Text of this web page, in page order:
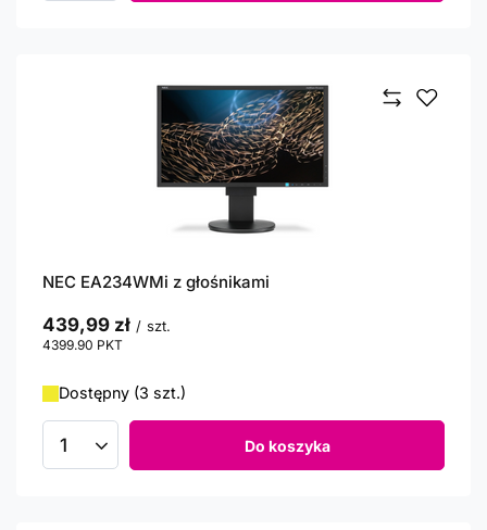
NEC EA234WMi z głośnikami
439,99 zł / szt.
4399.90 PKT
Dostępny (3 szt.)
Ilość produktów Do koszyka